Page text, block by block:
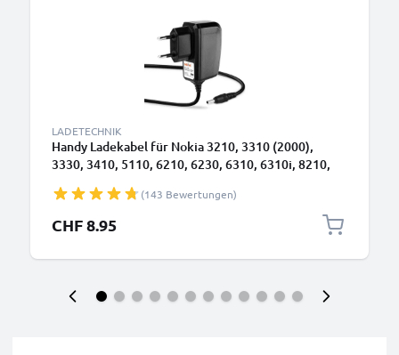
LADETECHNIK
Handy Ladekabel für Nokia 3210, 3310 (2000),
3330, 3410, 5110, 6210, 6230, 6310, 6310i, 8210,
3.5mm Ladegerät 1.4m, Handyladekabel
(143 Bewertungen)
CHF 8.95